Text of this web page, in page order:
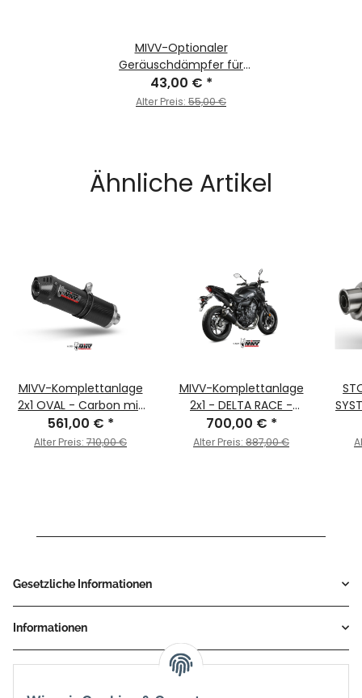
MIVV-Optionaler
Geräuschdämpfer für
MK3-Schalldämpfer Ø66 -
für YAMAHA - MT-07 / FZ-
43,00 € *
Alter Preis: 55,00 €
Ähnliche Artikel
MIVV-Komplettanlage
2x1 OVAL - Carbon mit
Carbon Endkappe für
YAMAHA - MT-07 / FZ-
561,00 € *
Alter Preis: 710,00 €
MIVV-Komplettanlage
2x1 - DELTA RACE -
Edelstahl Schwarz für
YAMAHA - MT-07 / FZ-
700,00 € *
Alter Preis: 887,00 €
Gesetzliche Informationen
Informationen